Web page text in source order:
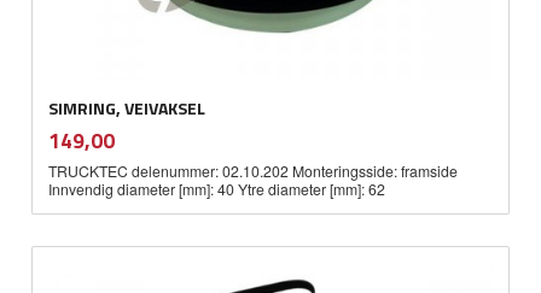
SIMRING, VEIVAKSEL
Pris
149,00mva.
TRUCKTEC delenummer: 02.10.202 Monteringsside: framside
Innvendig diameter [mm]: 40 Ytre diameter [mm]: 62